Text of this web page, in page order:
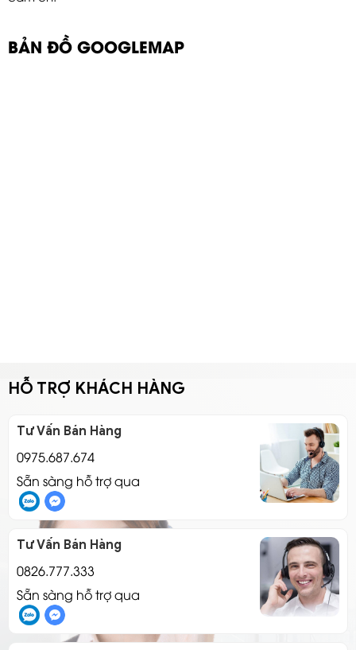
BẢN ĐỒ GOOGLEMAP
HỖ TRỢ KHÁCH HÀNG
Tư Vấn Bán Hàng
0975.687.674
Sẵn sàng hỗ trợ qua
Tư Vấn Bán Hàng
0826.777.333
Sẵn sàng hỗ trợ qua